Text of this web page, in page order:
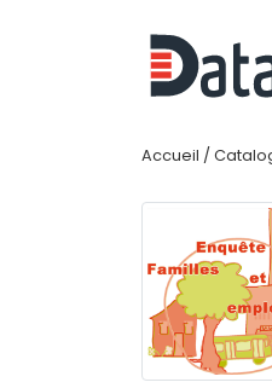
Accueil /